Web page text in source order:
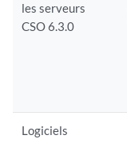
les serveurs
CSO 6.3.0
Logiciels